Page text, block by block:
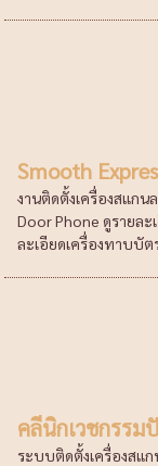
Smooth
งานติดตั้งเครื่องสแกน
Door Phone ดูรายละ
ละเอียดเครื่องทาบบัต
คลีนิกเวชกรรม
ระบบติดตั้งเครื่องสแก